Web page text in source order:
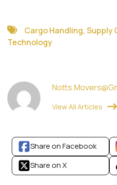
Cargo Handling, Supply
Technology
View All Articles
Share on Facebook
Share on X